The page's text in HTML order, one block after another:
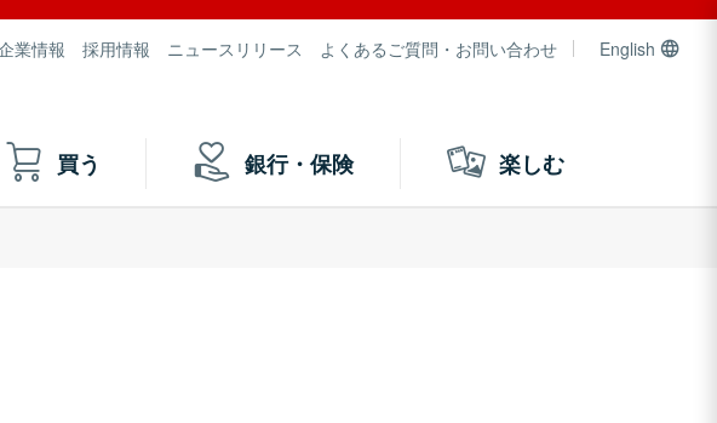
業情報 採用情報 ニュースリリース よくあるご質問・お問い合わせ English
買う 銀行・保険 楽しむ